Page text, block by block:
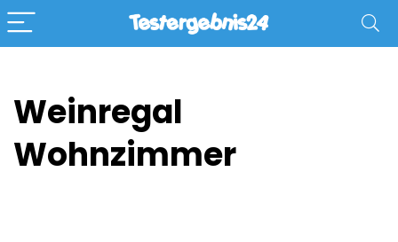
Weinregal
Wohnzimmer